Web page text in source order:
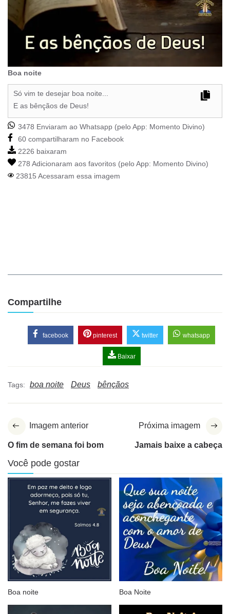
Boa noite
Só vim te desejar boa noite...
E as bênçãos de Deus!
3478 Enviaram ao Whatsapp (pelo App: Momento Divino)
60 compartilharam no Facebook
2226 baixaram
278 Adicionaram aos favoritos (pelo App: Momento Divino)
23815 Acessaram essa imagem
Compartilhe
facebook pinterest twitter whatsapp
Baixar
Tags: boa noite Deus bênçãos
Imagem anterior
O fim de semana foi bom
Próxima imagem
Jamais baixe a cabeça
Você pode gostar
Boa noite Boa Noite